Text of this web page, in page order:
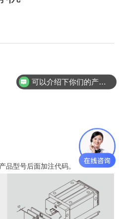
品型号后面加注代码。
可以介绍下你们的产品么？